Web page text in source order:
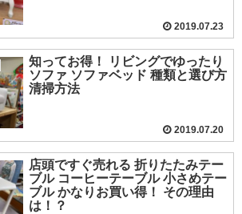
2019.07.23
知ってお得！ リビングでゆったり
ソファ ソファベッド 種類と選び方
清掃方法
2019.07.20
店頭ですぐ売れる 折りたたみテー
ブル コーヒーテーブル 小さめテー
ブル かなりお買い得！ その理由
は！？